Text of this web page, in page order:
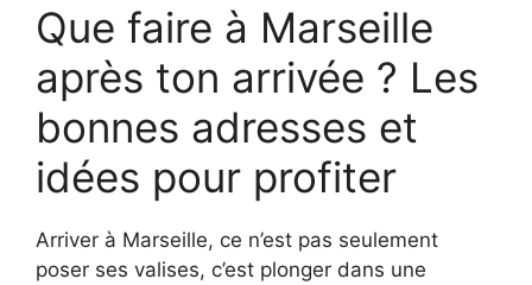
Que faire à Marseille
après ton arrivée ? Les
bonnes adresses et
idées pour profiter
Arriver à Marseille, ce n’est pas seulement
poser ses valises, c’est plonger dans une